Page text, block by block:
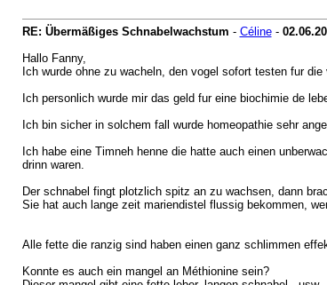
RE: Übermäßiges Schnabelwachstum - Céline-
Hallo Fanny,
Ich wurde ohne zu wacheln, den vogel sofort testen fur
Ich personlich wurde mir das geld fur eine biochimie de
Ich bin sicher in solchem fall wurde homeopathie sehr
Ich habe eine Timneh henne die hatte auch einen
drinn waren.
Der schnabel fingt plotzlich spitz an zu wachsen, dann
Sie hat auch lange zeit mariendistel flussig bekommen,
Alle fette die ranzig sind haben einen ganz schlimmen
Konnte es auch ein mangel an Méthionine sein?